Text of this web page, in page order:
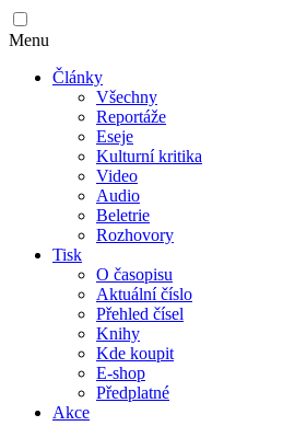
Menu
Články
Všechny
Reportáže
Eseje
Kulturní kritika
Video
Audio
Beletrie
Rozhovory
Tisk
O časopisu
Aktuální číslo
Přehled čísel
Knihy
Kde koupit
E-shop
Předplatné
Akce